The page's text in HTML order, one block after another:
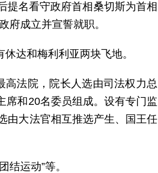
提名看守政府首相桑切斯为首相
府成立并宣誓就职。
达和梅利利亚两块飞地。
高法院，院长人选由司法权力总
席和20名委员组成。设有专门监
由大法官相互推选产生、国王任
运动”等。